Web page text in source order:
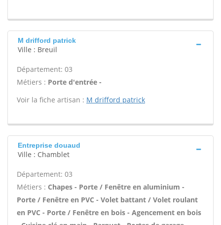
M drifford patrick
Ville : Breuil
Département: 03
Métiers : Porte d'entrée -
Voir la fiche artisan : M drifford patrick
Entreprise douaud
Ville : Chamblet
Département: 03
Métiers : Chapes - Porte / Fenêtre en aluminium -
Porte / Fenêtre en PVC - Volet battant / Volet roulant
en PVC - Porte / Fenêtre en bois - Agencement en bois